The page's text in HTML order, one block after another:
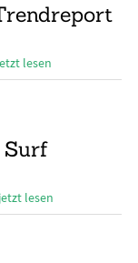
lesen
Surf
jetzt lesen